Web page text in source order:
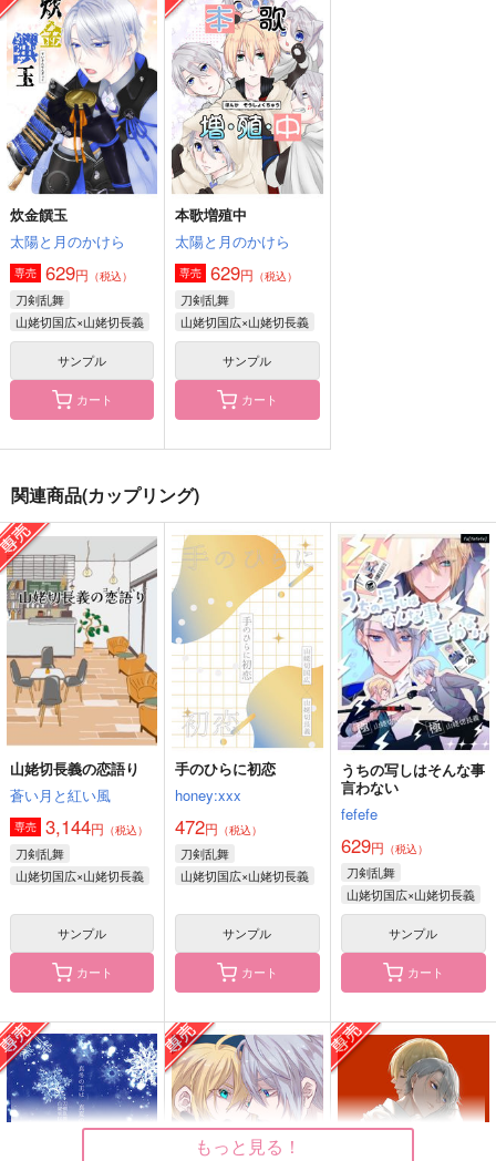
まにのいるまに、はら
のなる2
Chocolate jam
715円（税込）
山姥切国広×山姥切長義
サンプル
作品詳細
まにのいるまに、はら
のなる4
Chocolate jam
715円（税込）
山姥切国広×山姥切長義
サンプル
作品詳細
雪解けの頃より
メメントミント
1,477円 （税込）
山姥切国広×山姥切長義
サンプル
作品詳細
扉の奥にはヒミツがあ
る！前編
Rabbit Hole.
944円（税込）
山姥切国広×山姥切長義
サンプル
作品詳細
3,929円 （税込）
山姥切国広×山姥切長義
サンプル
作品詳細
すこしふしぎ2
ctrl＋
715円（税込）
山姥切長義×山姥切国広
サンプル
作品詳細
小田原抄録4
PINK POWER
472円（税込）
山姥切国広×山姥切長義
サンプル
作品詳細
ちょぎたまV!!!
樹洞の森
787円（税込）
山姥切国広×山姥切長義
サンプル
作品詳細
炊金饌玉
太陽と月のかけら
専売 629円 （税込）
刀剣乱舞
山姥切国広×山姥切長義
サンプル
カート
本歌増殖中
太陽と月のかけら
専売 629円 （税込）
刀剣乱舞
山姥切国広×山姥切長義
サンプル
カート
関連商品(カップリング)
山姥切長義の恋語り
蒼い月と紅い風
専売 3,144円 （税込）
刀剣乱舞
山姥切国広×山姥切長義
サンプル
カート
手のひらに初恋
honey:xxx
472円 （税込）
刀剣乱舞
山姥切国広×山姥切長義
サンプル
カート
うちの写しはそんな事
言わない
fefefe
629円 （税込）
刀剣乱舞
山姥切国広×山姥切長義
サンプル
カート
もっと見る！